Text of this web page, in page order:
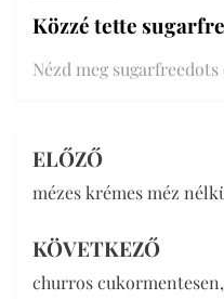
Közzé tette
Nézd meg sugarfreedots
Bejegyzés
navigáció
ELŐZŐ
mézes krémes méz
KÖVETKEZŐ
churros